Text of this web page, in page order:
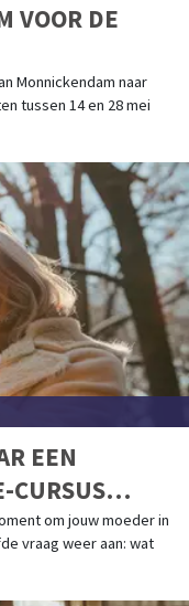
VOOR DE
Monnickendam naar
tussen 14 en 28 mei
EEN
CURSUS
om jouw moeder in
vraag weer aan: wat